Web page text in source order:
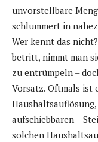
unvorstellbare
schlummert in
Wer kennt das
betritt, nimmt man
zu entrümpeln –
Vorsatz. Oftmals ist
aufschiebbaren –
solchen